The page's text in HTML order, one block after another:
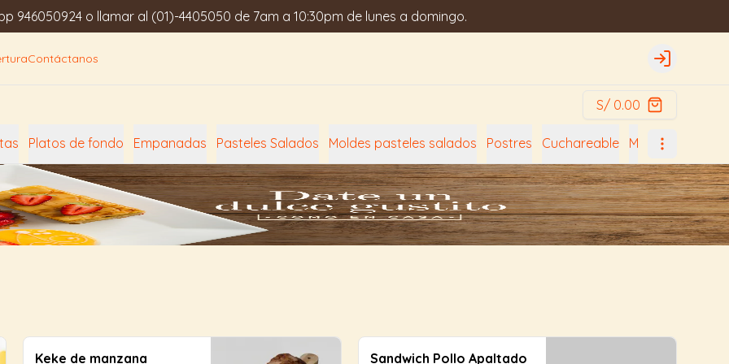
946050924 o llamar al (01)-4405050 de 7am a 10:30pm de lunes a domingo.
Contáctanos Login
S/ 0.00
Platos de fondo Empanadas Pasteles Salados Moldes pasteles salados Postres Cuchareable Moldes postres
Keke de manzana
Sandwich Pollo Apaltado